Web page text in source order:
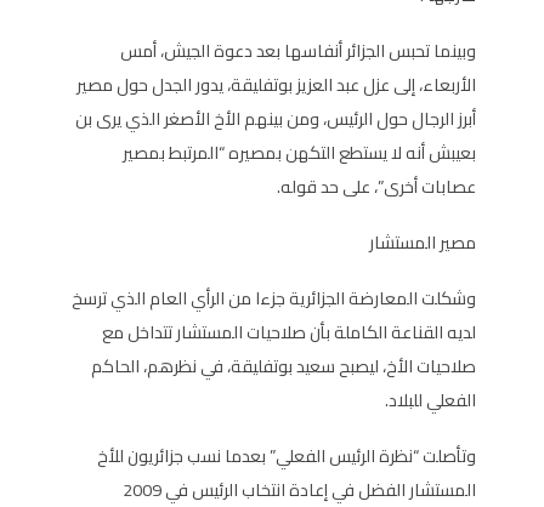
وبينما تحبس الجزائر أنفاسها بعد دعوة الجيش، أمس
الأربعاء، إلى عزل عبد العزيز بوتفليقة، يدور الجدل حول مصير
أبرز الرجال حول الرئيس، ومن بينهم الأخ الأصغر الذي يرى بن
بعيبش أنه لا يستطع التكهن بمصيره “المرتبط بمصير
عصابات أخرى”، على حد قوله.
مصير المستشار
وشكلت المعارضة الجزائرية جزءا من الرأي العام الذي ترسخ
لديه القناعة الكاملة بأن صلاحيات المستشار تتداخل مع
صلاحيات الأخ، ليصبح سعيد بوتفليقة، في نظرهم، الحاكم
الفعلي للبلاد.
وتأصلت “نظرة الرئيس الفعلي” بعدما نسب جزائريون للأخ
المستشار الفضل في إعادة انتخاب الرئيس في 2009